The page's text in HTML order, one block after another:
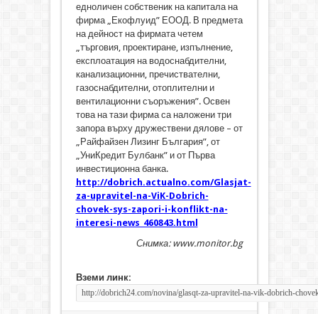
едноличен собственик на капитала на
фирма „Екофлуид” ЕООД. В предмета
на дейност на фирмата четем
„търговия, проектиране, изпълнение,
експлоатация на водоснабдителни,
канализационни, пречиствателни,
газоснабдителни, отоплителни и
вентилационни съоръжения”. Освен
това на тази фирма са наложени три
запора върху дружествени дялове – от
„Райфайзен Лизинг България”, от
„УниКредит Булбанк” и от Първа
инвестиционна банка.
http://dobrich.actualno.com/Glasjat-
za-upravitel-na-ViK-Dobrich-
chovek-sys-zapori-i-konflikt-na-
interesi-news_460843.html
Снимка: www.monitor.bg
Вземи линк: